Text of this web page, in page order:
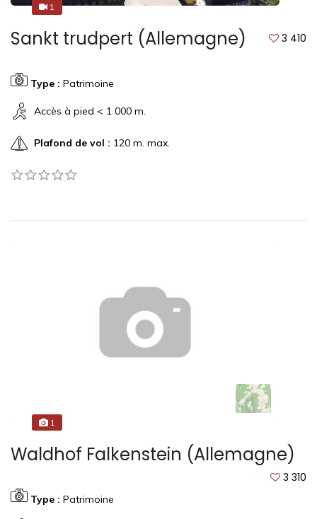
11
Sankt trudpert (Allemagne) 3 410
Type : Patrimoine
Accès à pied < 1 000 m.
Plafond de vol : 120 m. max.
1
Waldhof Falkenstein (Allemagne)
3 310
Type : Patrimoine